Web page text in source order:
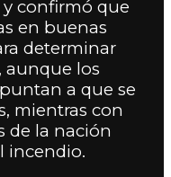
confirmó que
en buenas
determinar
aunque los
a que se
mientras con
de la nación
incendio.